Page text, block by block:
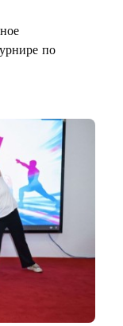
по